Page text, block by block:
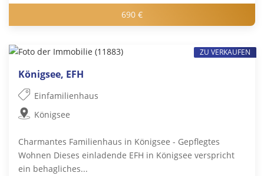
690 €
Königsee, EFH
Einfamilienhaus
Königsee
Charmantes Familienhaus in Königsee - Gepflegtes
Wohnen Dieses einladende EFH in Königsee verspricht
ein behagliches...
ZU VERKAUFEN